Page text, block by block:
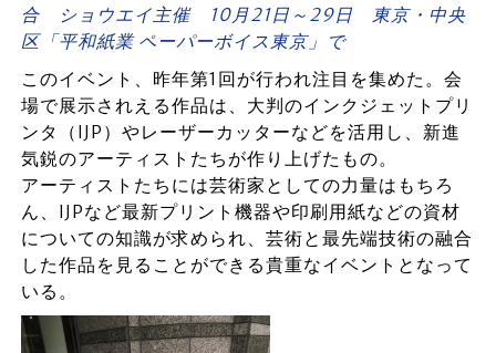
合 ショウエイ主催 10月21日～29日 東京・中央
区「平和紙業 ペーパーボイス東京」で
このイベント、昨年第1回が行われ注目を集めた。会
場で展示されえる作品は、大判のインクジェットプリ
ンタ（IJP）やレーザーカッターなどを活用し、新進
気鋭のアーティストたちが作り上げたもの。
アーティストたちには芸術家としての力量はもちろ
ん、IJPなど最新プリント機器や印刷用紙などの資材
についての知識が求められ、芸術と最先端技術の融合
した作品を見ることができる貴重なイベントとなって
いる。